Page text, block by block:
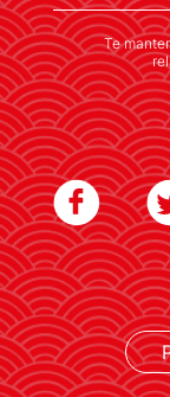
LEER MÁS
Te